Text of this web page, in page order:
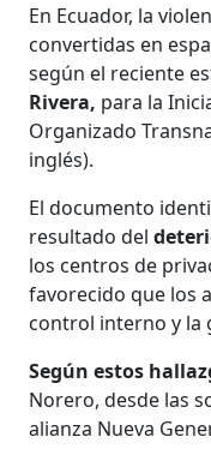
En Ecuador, la
convertidas en
según el reciente
Rivera, para la
Organizado
inglés).
El documento
resultado del
los centros de
favorecido que los
control interno y la
Según estos
Norero, desde las
alianza Nueva